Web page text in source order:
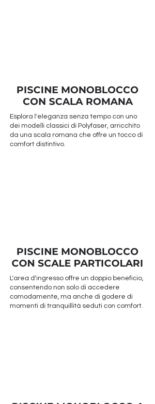
PISCINE MONOBLOCCO
CON SCALA ROMANA
Esplora l'eleganza senza tempo con uno
dei modelli classici di Polyfaser, arricchito
da una scala romana che offre un tocco di
comfort distintivo.
PISCINE MONOBLOCCO
CON SCALE PARTICOLARI
L'area d'ingresso offre un doppio beneficio,
consentendo non solo di accedere
comodamente, ma anche di godere di
momenti di tranquillità seduti con comfort.